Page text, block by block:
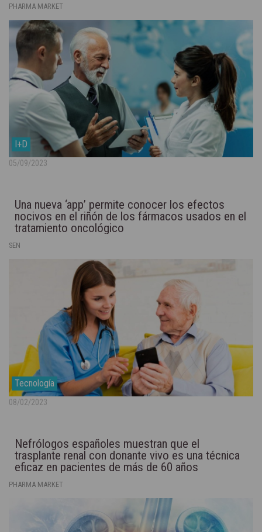
PHARMA MARKET
I+D
05/09/2023
Una nueva ‘app’ permite conocer los efectos
nocivos en el riñón de los fármacos usados en el
tratamiento oncológico
SEN
Tecnología
08/02/2023
Nefrólogos españoles muestran que el
trasplante renal con donante vivo es una técnica
eficaz en pacientes de más de 60 años
PHARMA MARKET